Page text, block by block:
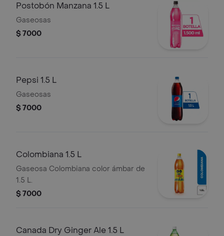
Postobón Manzana 1.5 L
Gaseosas
$ 7000
Pepsi 1.5 L
Gaseosas
$ 7000
Colombiana 1.5 L
Gaseosa Colombiana color ámbar de
1.5 L.
$ 7000
Canada Dry Ginger Ale 1.5 L